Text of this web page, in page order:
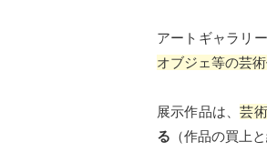
アートギャラリ
オブジェ等の芸
展示作品は、芸
る （作品の買上